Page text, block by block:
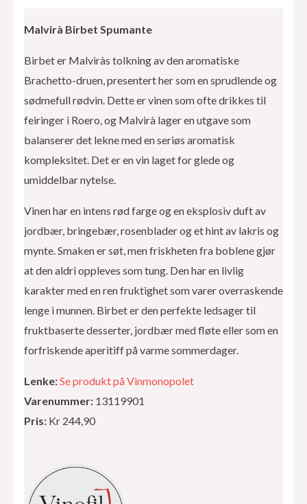
Malvirà Birbet Spumante
Birbet er Malviràs tolkning av den aromatiske
Brachetto-druen, presentert her som en sprudlende og
sødmefull rødvin. Dette er vinen som ofte drikkes til
feiringer i Roero, og Malvirà lager en utgave som
balanserer det lekne med en seriøs aromatisk
kompleksitet. Det er en vin laget for glede og
umiddelbar nytelse.
Vinen har en intens rød farge og en eksplosiv duft av
jordbær, bringebær, rosenblader og et hint av lakris og
mynte. Smaken er søt, men friskheten fra boblene gjør
at den aldri oppleves som tung. Den har en livlig
karakter med en ren fruktighet som varer overraskende
lenge i munnen. Birbet er den perfekte ledsager til
fruktbaserte desserter, jordbær med fløte eller som en
forfriskende aperitiff på varme sommerdager.
Lenke:Se produkt på Vinmonopolet
Varenummer: 13119901
Pris: Kr 244,90